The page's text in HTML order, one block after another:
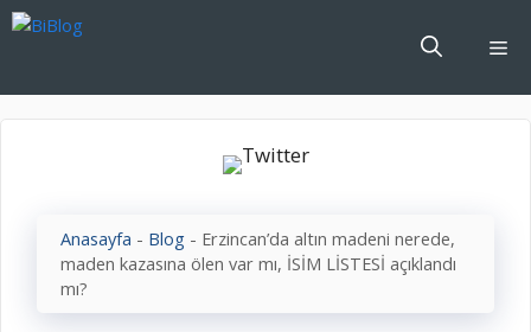
İçeriğe
Anasayfa - Blog - Erzincan’da altın madeni nerede,
maden kazasına ölen var mı, İSİM LİSTESİ açıklandı
mı?